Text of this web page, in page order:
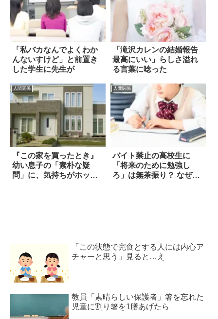
「私バカなんでよくわか
んないすけど」と前置き
した学生に先生が
「滝沢カレンの結婚報告
最高にいい」らしさ溢れ
る言葉に唸った
人間関係
『この家を買ったとき』
幼い息子の「素朴な疑
問」に、気持ちがホッコ
人間関係
バイト禁止の高校生に
「将来のために勉強し
ろ」は無茶振り？ なぜな
「この状態で完食とする人には内心ア
チャーと思う」見ると…え
教員「素晴らしい保護者」箸を忘れた
児童に割り箸を1膳あげたら